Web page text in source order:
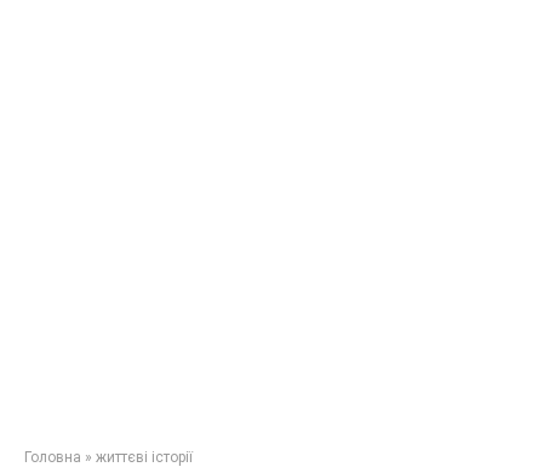
Головна » життєві історії